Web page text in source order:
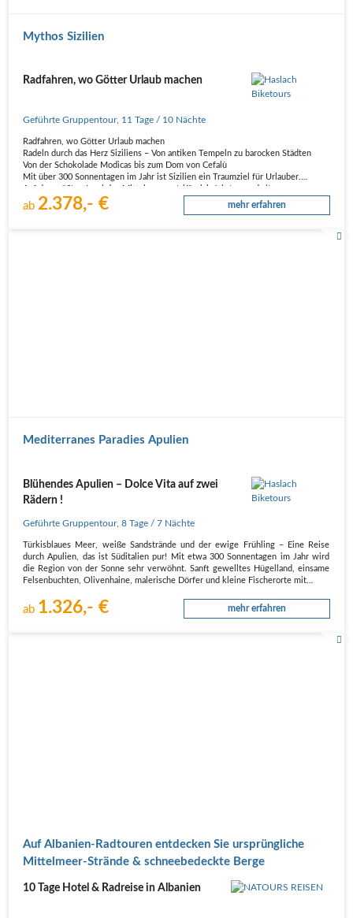
Mythos Sizilien
Radfahren, wo Götter Urlaub machen
Geführte Gruppentour, 11 Tage / 10 Nächte
Radfahren, wo Götter Urlaub machen
Radeln durch das Herz Siziliens – Von antiken Tempeln zu barocken Städten
Von der Schokolade Modicas bis zum Dom von Cefalù
Mit über 300 Sonnentagen im Jahr ist Sizilien ein Traumziel für Urlauber.
ab2.378,- € mehr erfahren
Mediterranes Paradies Apulien
Blühendes Apulien – Dolce Vita auf zwei
Rädern !
Geführte Gruppentour,8 Tage / 7 Nächte
Türkisblaues Meer, weiße Sandstrände und der ewige Frühling – Eine Reise
durch Apulien, das ist Süditalien pur! Mit etwa 300 Sonnentagen im Jahr wird
die Region von der Sonne sehr verwöhnt. Sanft gewelltes Hügelland, einsame
Felsenbuchten, Olivenhaine, malerische Dörfer und kleine Fischerorte mit…
ab 1.326,- € mehr erfahren
Auf Albanien-Radtouren entdecken Sie ursprüngliche
Mittelmeer-Strände & schneebedeckte Berge
10 Tage Hotel & Radreise in Albanien